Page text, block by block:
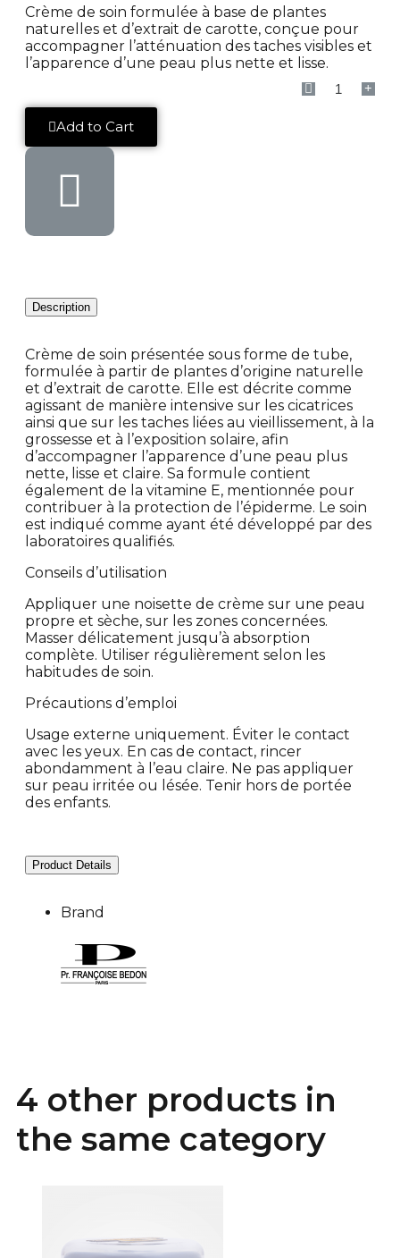
Crème de soin formulée à base de plantes
naturelles et d’extrait de carotte, conçue pour
accompagner l’atténuation des taches visibles et
l’apparence d’une peau plus nette et lisse.
Add to Cart
Description
Crème de soin présentée sous forme de tube,
formulée à partir de plantes d’origine naturelle
et d’extrait de carotte. Elle est décrite comme
agissant de manière intensive sur les cicatrices
ainsi que sur les taches liées au vieillissement, à la
grossesse et à l’exposition solaire, afin
d’accompagner l’apparence d’une peau plus
nette, lisse et claire. Sa formule contient
également de la vitamine E, mentionnée pour
contribuer à la protection de l’épiderme. Le soin
est indiqué comme ayant été développé par des
laboratoires qualifiés.
Conseils d’utilisation
Appliquer une noisette de crème sur une peau
propre et sèche, sur les zones concernées.
Masser délicatement jusqu’à absorption
complète. Utiliser régulièrement selon les
habitudes de soin.
Précautions d’emploi
Usage externe uniquement. Éviter le contact
avec les yeux. En cas de contact, rincer
abondamment à l’eau claire. Ne pas appliquer
sur peau irritée ou lésée. Tenir hors de portée
des enfants.
Product Details
Brand
4 other products in
the same category